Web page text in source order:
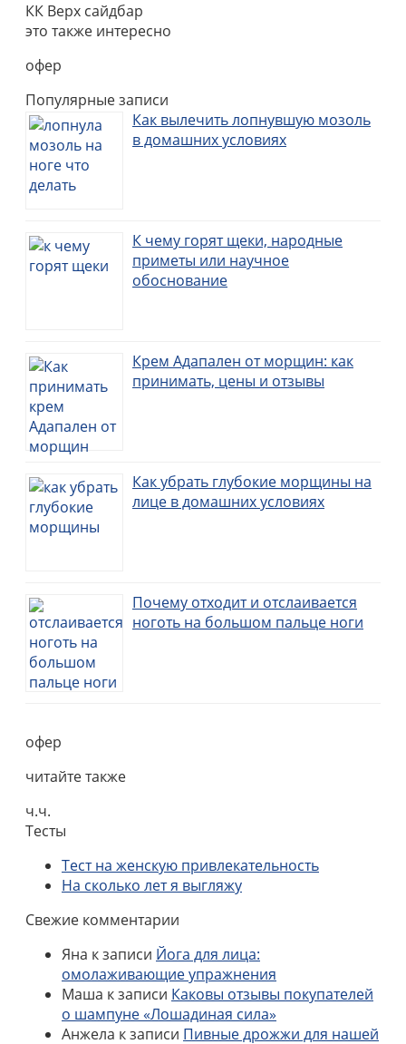
КК Верх сайдбар
это также интересно
офер
Популярные записи
Как вылечить лопнувшую мозоль
в домашних условиях
К чему горят щеки, народные
приметы или научное
обоснование
Крем Адапален от морщин: как
принимать, цены и отзывы
Как убрать глубокие морщины на
лице в домашних условиях
Почему отходит и отслаивается
ноготь на большом пальце ноги
офер
читайте также
ч.ч.
Тесты
Тест на женскую привлекательность
На сколько лет я выгляжу
Свежие комментарии
Яна к записи Йога для лица:
омолаживающие упражнения
Маша к записи Каковы отзывы покупателей
о шампуне «Лошадиная сила»
Анжела к записи Пивные дрожжи для нашей